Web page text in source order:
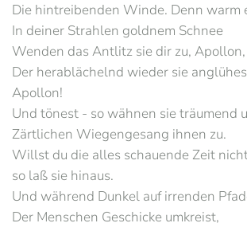
Die hintreibenden Winde. Denn warm
In deiner Strahlen goldnem Schnee
Wenden das Antlitz sie dir zu, Apollon,
Der herablächelnd wieder sie
Apollon!
Und tönest - so wähnen sie träumend
Zärtlichen Wiegengesang ihnen zu.
Willst du die alles schauende Zeit
so laß sie hinaus.
Und während Dunkel auf irrenden
Der Menschen Geschicke umkreist,